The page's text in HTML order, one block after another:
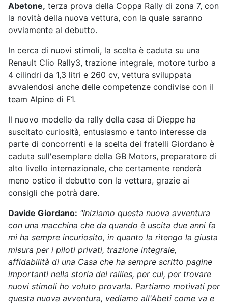
Abetone, terza prova della Coppa Rally di zona 7, con
la novità della nuova vettura, con la quale saranno
ovviamente al debutto.
In cerca di nuovi stimoli, la scelta è caduta su una
Renault Clio Rally3, trazione integrale, motore turbo a
4 cilindri da 1,3 litri e 260 cv, vettura sviluppata
avvalendosi anche delle competenze condivise con il
team Alpine di F1.
Il nuovo modello da rally della casa di Dieppe ha
suscitato curiosità, entusiasmo e tanto interesse da
parte di concorrenti e la scelta dei fratelli Giordano è
caduta sull'esemplare della GB Motors, preparatore di
alto livello internazionale, che certamente renderà
meno ostico il debutto con la vettura, grazie ai
consigli che potrà dare.
Davide Giordano: "Iniziamo questa nuova avventura
con una macchina che da quando è uscita due anni fa
mi ha sempre incuriosito, in quanto la ritengo la giusta
misura per i piloti privati, trazione integrale,
affidabilità di una Casa che ha sempre scritto pagine
importanti nella storia dei rallies, per cui, per trovare
nuovi stimoli ho voluto provarla. Partiamo motivati per
questa nuova avventura, vediamo all'Abeti come va e